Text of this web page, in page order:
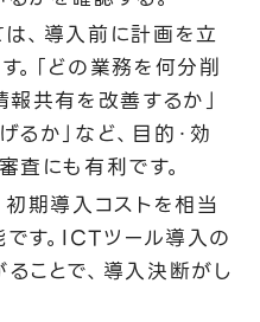
、導入前に計画を立
。「どの業務を何分削
報共有を改善するか」
るか」など、目的・効
査にも有利です。
期導入コストを相当
す。ICTツール導入の
ことで、導入決断がし